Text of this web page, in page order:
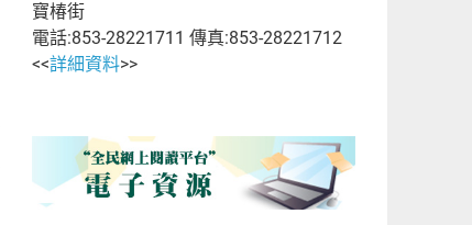
寶椿街
電話:853-28221711 傳真:853-28221712
<<詳細資料>>